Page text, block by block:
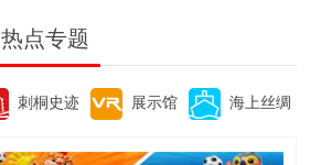
热点专题
刺桐史迹 展示馆 海上丝绸